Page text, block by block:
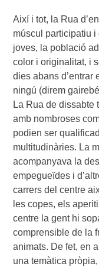
Així i tot, la Rua
múscul participatiu
joves, la població
color i originalitat, i
dies abans d’entrar
ningú (direm
La Rua de dissabte
amb nombroses
podien ser
multitudinàries. La
acompanyava la
empegueïdes i
carrers del centre
les copes, els
centre la gent hi
comprensible de la
animats. De fet, en
una temàtica